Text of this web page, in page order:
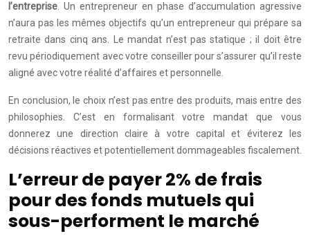
l’entreprise . Un entrepreneur en phase d’accumulation agressive
n’aura pas les mêmes objectifs qu’un entrepreneur qui prépare sa
retraite dans cinq ans. Le mandat n’est pas statique ; il doit être
revu périodiquement avec votre conseiller pour s’assurer qu’il reste
aligné avec votre réalité d’affaires et personnelle.
En conclusion, le choix n’est pas entre des produits, mais entre des
philosophies. C’est en formalisant votre mandat que vous
donnerez une direction claire à votre capital et éviterez les
décisions réactives et potentiellement dommageables fiscalement.
L’erreur de payer 2% de frais
pour des fonds mutuels qui
sous-performent le marché